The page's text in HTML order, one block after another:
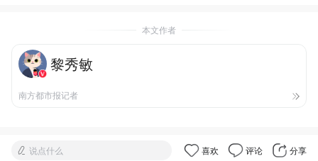
本文作者
黎秀敏
南方都市报记者
说点什么 喜欢 评论 分享